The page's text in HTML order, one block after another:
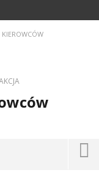
KIEROWCÓW